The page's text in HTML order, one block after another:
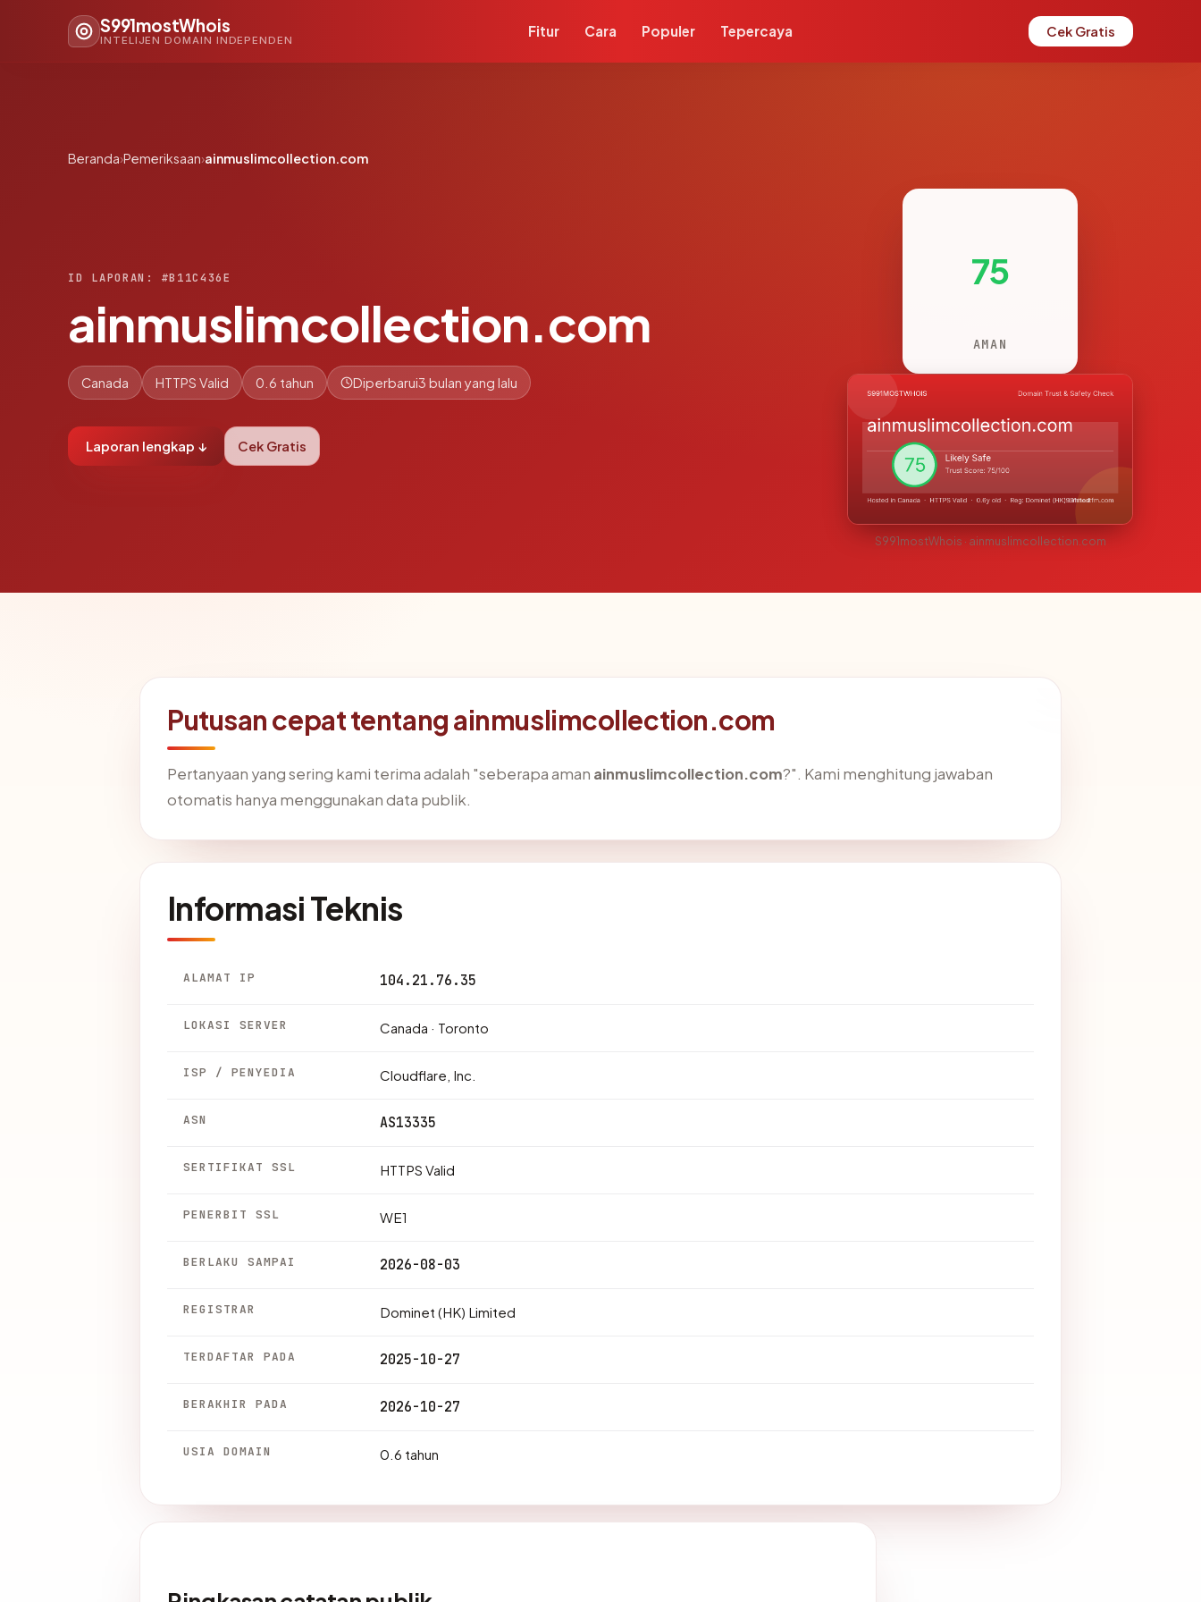
S991mostWhois
INTELIJEN DOMAIN INDEPENDEN
Fitur Cara Populer Tepercaya Cek Gratis
Beranda›Pemeriksaan›ainmuslimcollection.com
ID LAPORAN: #B11C436E
ainmuslimcollection.com
Canada HTTPS Valid 0.6 tahun Diperbarui3 bulan yang lalu
Laporan lengkap ↓ Cek Gratis
75
AMAN
S991mostWhois · ainmuslimcollection.com
Putusan cepat tentang ainmuslimcollection.com
Pertanyaan yang sering kami terima adalah "seberapa aman ainmuslimcollection.com?". Kami menghitung jawaban
otomatis hanya menggunakan data publik.
Informasi Teknis
ALAMAT IP 104.21.76.35
LOKASI SERVER Canada · Toronto
ISP / PENYEDIA Cloudflare, Inc.
ASN AS13335
SERTIFIKAT SSL HTTPS Valid
PENERBIT SSL WE1
BERLAKU SAMPAI 2026-08-03
REGISTRAR Dominet (HK) Limited
TERDAFTAR PADA 2025-10-27
BERAKHIR PADA 2026-10-27
USIA DOMAIN 0.6 tahun